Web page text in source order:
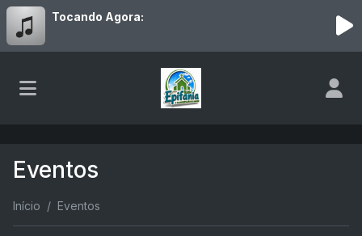
Tocando Agora:
Eventos
Início Eventos